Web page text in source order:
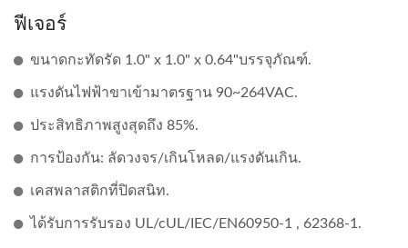
ฟีเจอร์
ขนาดกะทัดรัด 1.0" x 1.0" x 0.64"บรรจุภัณฑ์.
แรงดันไฟฟ้าขาเข้ามาตรฐาน 90~264VAC.
ประสิทธิภาพสูงสุดถึง 85%.
การป้องกัน: ลัดวงจร/เกินโหลด/แรงดันเกิน.
เคสพลาสติกที่ปิดสนิท.
ได้รับการรับรอง UL/cUL/IEC/EN60950-1 , 62368-1.